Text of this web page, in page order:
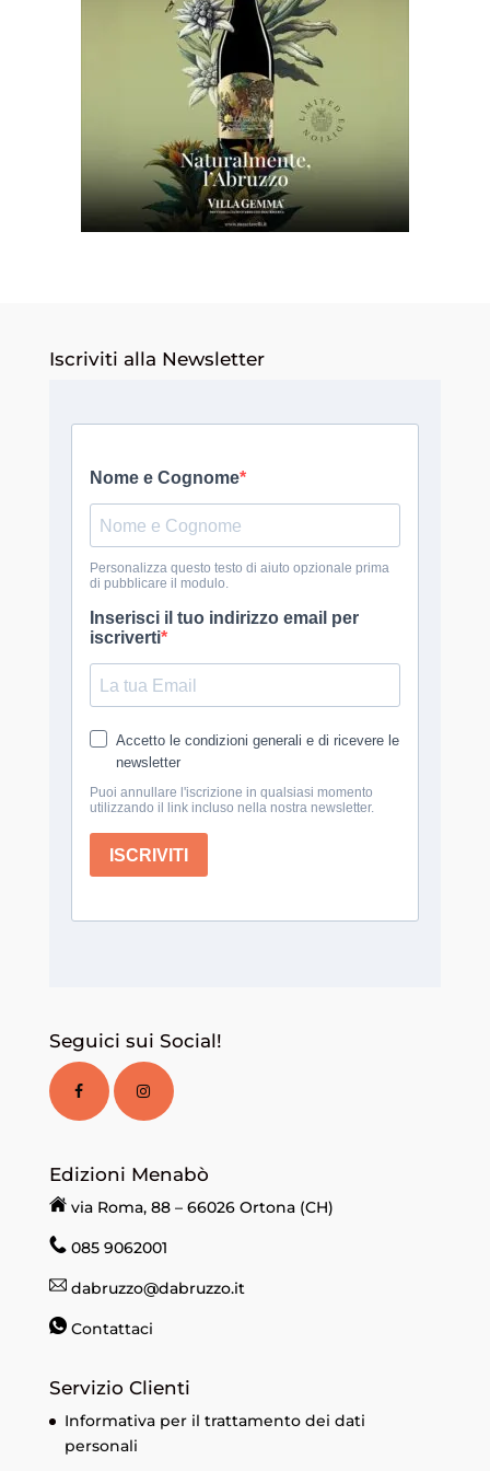
Iscriviti alla Newsletter
Seguici sui Social!
Edizioni Menabò
via Roma, 88 – 66026 Ortona (CH)
085 9062001
dabruzzo@dabruzzo.it
Contattaci
Servizio Clienti
Informativa per il trattamento dei dati
personali